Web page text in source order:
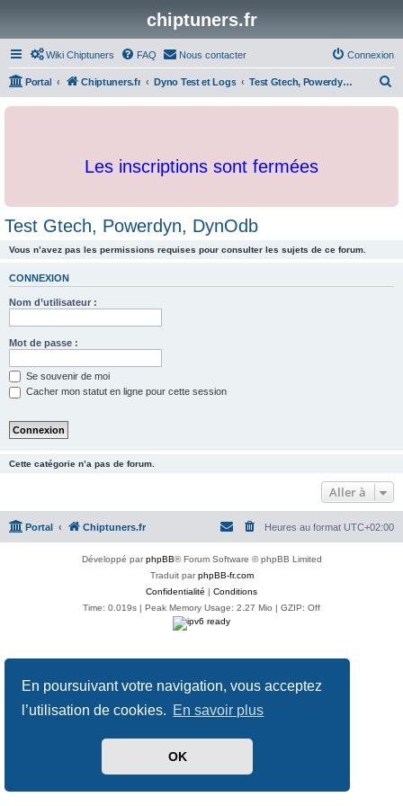
En poursuivant votre navigation, vous acceptez
l’utilisation de cookies. En savoir plus
OK
chiptuners.fr
Wiki Chiptuners FAQ Nous contacter Connexion
Portal Chiptuners.fr Dyno Test et Logs Test Gtech, Powerdyn, DynOdb
c
Les inscriptions sont fermées
Test Gtech, Powerdyn, DynOdb
Vous n’avez pas les permissions requises pour consulter les sujets de ce forum.
CONNEXION
Nom d’utilisateur :
Mot de passe :
Se souvenir de moi
Cacher mon statut en ligne pour cette session
Cette catégorie n’a pas de forum.
Aller à
Portal Chiptuners.fr Heures au format UTC+02:00
Développé parphpBB® Forum Software © phpBB Limited
Traduit parphpBB-fr.com
Confidentialité | Conditions
Time: 0.019s | Peak Memory Usage: 2.27 Mio | GZIP: Off